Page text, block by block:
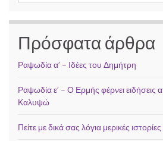
Πρόσφατα άρθρα
Ραψωδία α’ – Ιδέες του Δημήτρη
Ραψωδία ε’ – Ο Ερμής φέρνει
Καλυψώ
Πείτε με δικά σας λόγια μερικές